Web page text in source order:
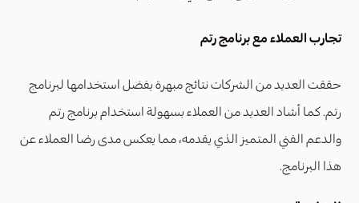
تجارب العملاء مع برنامج رتم
حققت العديد من الشركات نتائج مبهرة بفضل استخدامها لبرنامج
رتم. كما أشاد العديد من العملاء بسهولة استخدام برنامج رتم
والدعم الفني المتميز الذي يقدمه، مما يعكس مدى رضا العملاء عن
هذا البرنامج.